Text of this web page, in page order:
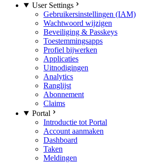
User Settings
Gebruikersinstellingen (IAM)
Wachtwoord wijzigen
Beveiliging & Passkeys
Toestemmingsapps
Profiel bijwerken
Applicaties
Uitnodigingen
Analytics
Ranglijst
Abonnement
Claims
Portal
Introductie tot Portal
Account aanmaken
Dashboard
Taken
Meldingen